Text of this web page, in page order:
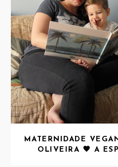
MATERNIDADE
OLIVEIRA 🧡 A